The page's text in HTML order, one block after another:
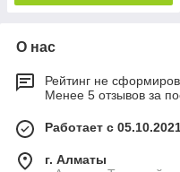
О нас
Рейтинг не
Менее 5 отзывов за
Работает с
г. Алматы